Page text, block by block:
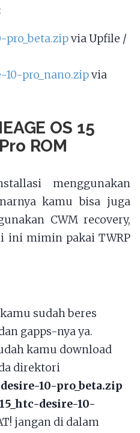
pro_beta.zipvia Upfile /
10-pro_nano.zipvia
OS 15
ROM
menggunakan
kamu bisa juga
CWM recovery,
mimin pakai TWRP
sudah beres
gapps-nya ya.
kamu download
direktori
10-pro_beta.zip
desire-10-
jangan di dalam